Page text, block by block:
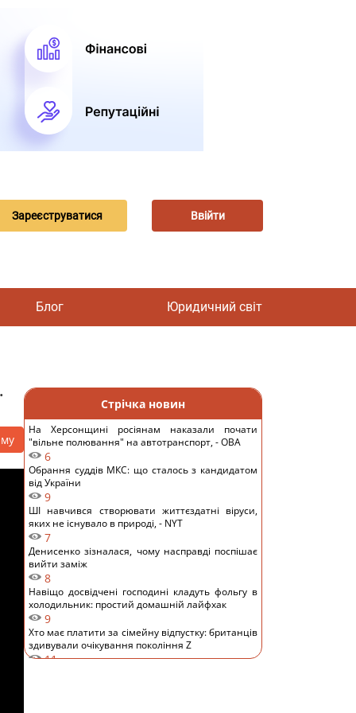
Зареєструватися Ввійти
Блог Юридичний світ
Стрічка новин
На Херсонщині росіянам наказали почати
"вільне полювання" на автотранспорт, - ОВА
6
Обрання суддів МКС: що сталось з кандидатом
від України
9
ШІ навчився створювати життєздатні віруси,
яких не існувало в природі, - NYT
7
Денисенко зізналася, чому насправді поспішає
вийти заміж
8
Навіщо досвідчені господині кладуть фольгу в
холодильник: простий домашній лайфхак
9
Хто має платити за сімейну відпустку: британців
здивували очікування покоління Z
11